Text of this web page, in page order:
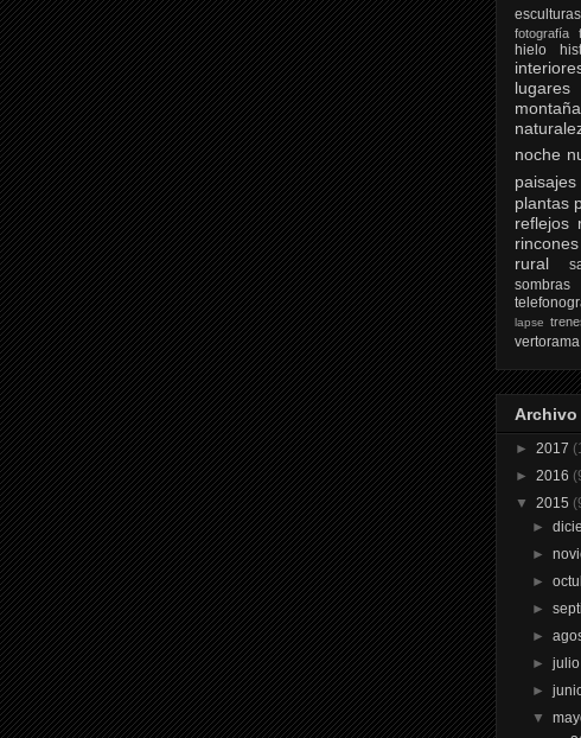
esculturas
fotografía
hielo
lugares
noche
paisajes
plantas
reflejos
rincones
rural
sombras
lapse
vertorama
► 2017
► 2016
▼ 2015
►
►
►
►
►
►
►
▼